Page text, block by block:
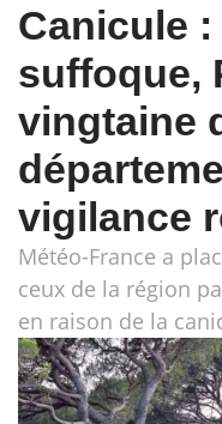
Canicule
suffoque,
vingtaine
vigilance
Météo-France a
ceux de la région
en raison de la